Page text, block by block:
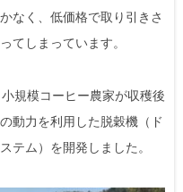
なく、低価格で取り引きさ
てしまっています。
規模コーヒー農家が収穫後
動力を利用した脱穀機（ド
テム）を開発しました。